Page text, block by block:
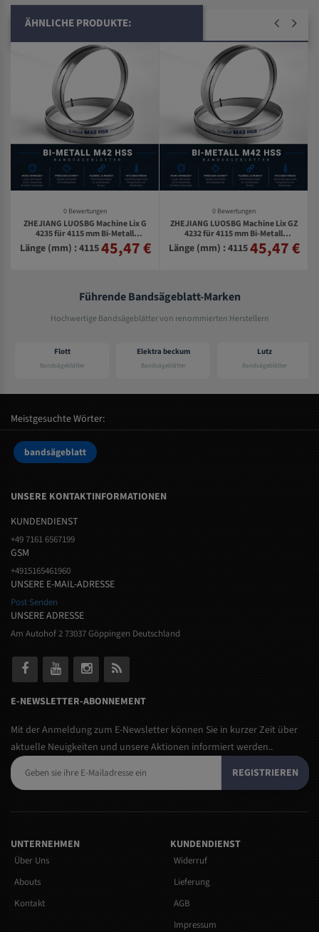
ÄHNLICHE PRODUKTE:
0 Bewertungen
ZHEJIANG LUOSBG Machine Lix G
4235 für 4115 mm Bi-Metall
Bandsägeblätter
Länge (mm) : 411545,47 €
0 Bewertungen
ZHEJIANG LUOSBG Machine Lix GZ
4232 für 4115 mm Bi-Metall
Bandsägeblätter
Länge (mm) : 411545,47 €
Führende Bandsägeblatt-Marken
Hochwertige Bandsägeblätter von renommierten Herstellern
Flott
Bandsägeblätter
Elektra beckum
Bandsägeblätter
Lutz
Bandsägeblätter
Meistgesuchte Wörter:
bandsägeblatt
UNSERE KONTAKTINFORMATIONEN
KUNDENDIENST
+49 7161 6567199
GSM
+4915165461960
UNSERE E-MAIL-ADRESSE
Post Senden
UNSERE ADRESSE
Am Autohof 2 73037 Göppingen Deutschland
E-NEWSLETTER-ABONNEMENT
Mit der Anmeldung zum E-Newsletter können Sie in kurzer Zeit über
aktuelle Neuigkeiten und unsere Aktionen informiert werden..
REGISTRIEREN
UNTERNEHMEN
Über Uns
Abouts
Kontakt
KUNDENDIENST
Widerruf
Lieferung
AGB
Impressum